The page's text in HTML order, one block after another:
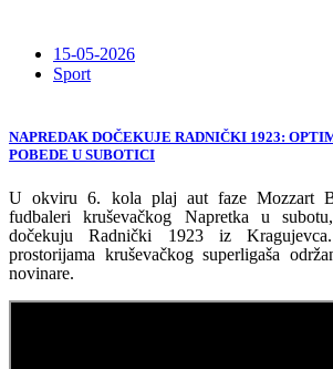
15-05-2026
Sport
NAPREDAK DOČEKUJE RADNIČKI 1923:
POBEDE U SUBOTICI
U okviru 6. kola plaj aut faze Mozzart
fudbaleri kruševačkog Napretka u
dočekuju Radnički 1923 iz
prostorijama kruševačkog superligaša
novinare.